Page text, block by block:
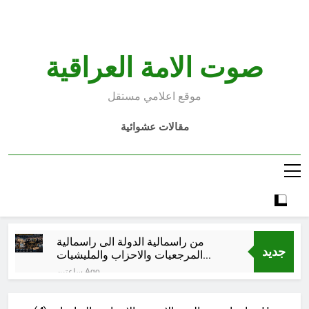
صوت الامة العراقية
موقع اعلامي مستقل
مقالات عشوائية
جديد
من راسمالية الدولة الى راسمالية
المرجعيات والاحزاب والمليشيات
والاذرعساعتين Ago